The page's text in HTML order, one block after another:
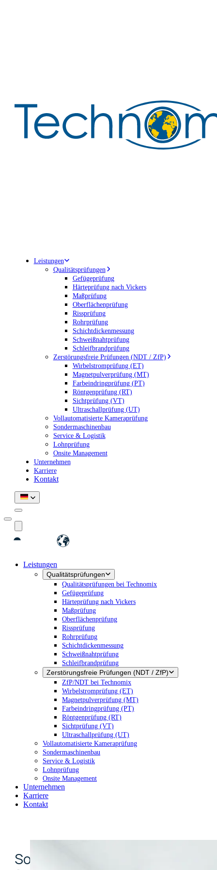
Leistungen
Qualitätsprüfungen
Gefügeprüfung
Härteprüfung nach Vickers
Maßprüfung
Oberflächenprüfung
Rissprüfung
Rohrprüfung
Schichtdickenmessung
Schweißnahtprüfung
Schleifbrandprüfung
Zerstörungsfreie Prüfungen (NDT / ZfP)
Wirbelstromprüfung (ET)
Magnetpulverprüfung (MT)
Farbeindringprüfung (PT)
Röntgenprüfung (RT)
Sichtprüfung (VT)
Ultraschallprüfung (UT)
Vollautomatisierte Kameraprüfung
Sondermaschinenbau
Service & Logistik
Lohnprüfung
Onsite Management
Unternehmen
Karriere
Kontakt
Leistungen
Qualitätsprüfungen
Qualitätsprüfungen bei Technomix
Gefügeprüfung
Härteprüfung nach Vickers
Maßprüfung
Oberflächenprüfung
Rissprüfung
Rohrprüfung
Schichtdickenmessung
Schweißnahtprüfung
Schleifbrandprüfung
Zerstörungsfreie Prüfungen (NDT / ZfP)
ZfP/NDT bei Technomix
Wirbelstromprüfung (ET)
Magnetpulverprüfung (MT)
Farbeindringprüfung (PT)
Röntgenprüfung (RT)
Sichtprüfung (VT)
Ultraschallprüfung (UT)
Vollautomatisierte Kameraprüfung
Sondermaschinenbau
Service & Logistik
Lohnprüfung
Onsite Management
Unternehmen
Karriere
Kontakt
Sondermaschinenbau